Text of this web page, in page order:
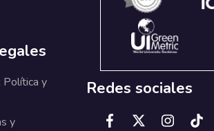
Política y
y
Redes sociales